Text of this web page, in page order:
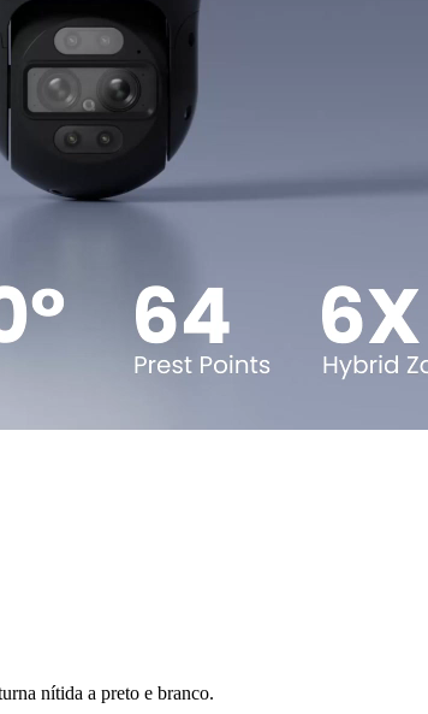
nítida a preto e branco.